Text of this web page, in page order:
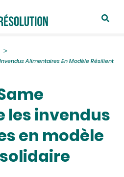
Alimentaires En Modèle Résilient
invendus
en modèle